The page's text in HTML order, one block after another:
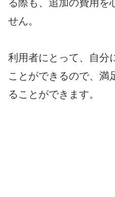
る際も、追加の費用を
せん。
利用者にとって、自分
ことができるので、満
ることができます。